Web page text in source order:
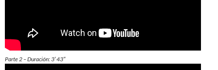
Parte 2 – Duración: 3′ 43″